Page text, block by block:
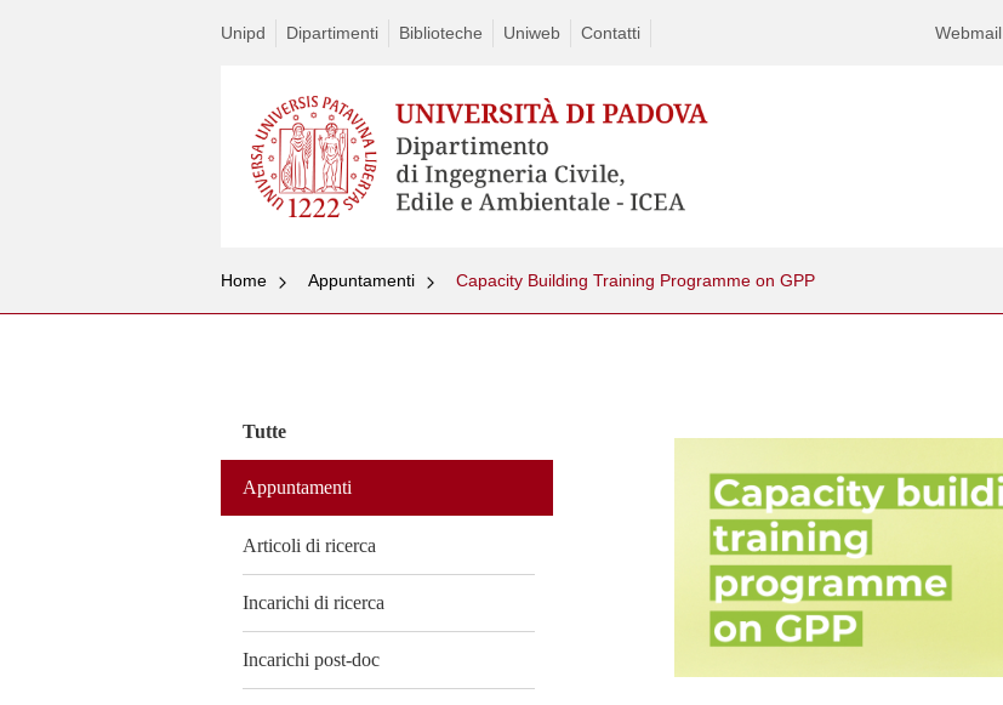
Unipd Dipartimenti Biblioteche Uniweb Contatti Webmail
Home Appuntamenti Capacity Building Training Programme on GPP
Tutte
Appuntamenti
Articoli di ricerca
Incarichi di ricerca
Incarichi post-doc